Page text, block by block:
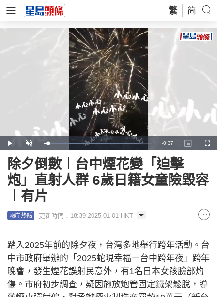
繁 简
Play Unmute Loaded:
87.61%
Remaining
Time
-0:37
Picture-
in-
除夕倒數︱台中煙花變「迫擊
炮」直射人群 6歲日籍女童險毀容
︱有片
兩岸熱話 更新時間：18:39 2025-01-01 HKT
踏入2025年前的除夕夜，台灣多地舉行跨年活動。台
中市政府舉辦的「2025蛇現幸福－台中跨年夜」跨年
晚會，發生煙花誤射民意外，有1名日本女孩臉部灼
傷。市府初步調查，疑因施放炮管固定鐵架鬆脫，導